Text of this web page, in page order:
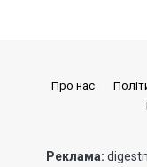
Про нас
Реклама: